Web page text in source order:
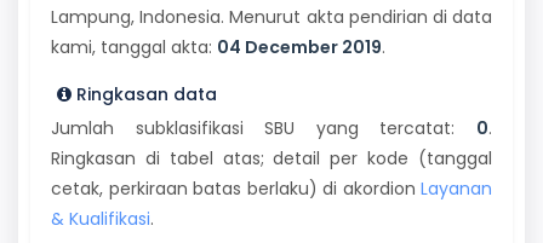
Lampung, Indonesia. Menurut akta pendirian di data
kami, tanggal akta: 04 December 2019.
Ringkasan data
Jumlah subklasifikasi SBU yang tercatat: 0.
Ringkasan di tabel atas; detail per kode (tanggal
cetak, perkiraan batas berlaku) di akordion Layanan
& Kualifikasi.